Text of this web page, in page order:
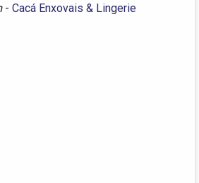
- Cacá Enxovais & Lingerie